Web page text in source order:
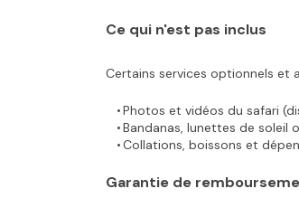
Ce qui n'est pas inclus
Certains services optionnels et
Photos et vidéos du safari
Bandanas, lunettes de
Collations, boissons et
Garantie de